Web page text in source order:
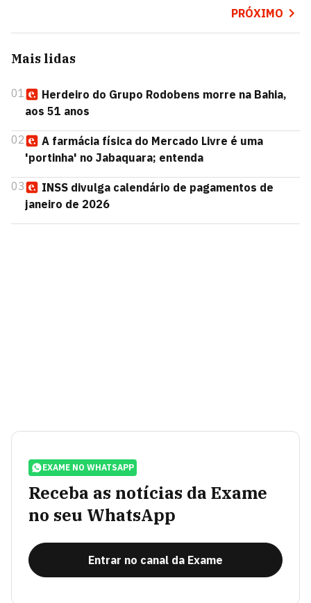
PRÓXIMO
Mais lidas
01
Herdeiro do Grupo Rodobens morre na Bahia,
aos 51 anos
02
A farmácia física do Mercado Livre é uma
'portinha' no Jabaquara; entenda
03
INSS divulga calendário de pagamentos de
janeiro de 2026
EXAME NO WHATSAPP
Receba as notícias da Exame
no seu WhatsApp
Entrar no canal da Exame